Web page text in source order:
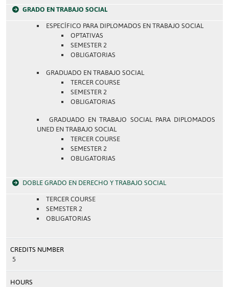
GRADO EN TRABAJO SOCIAL
ESPECÍFICO PARA DIPLOMADOS EN TRABAJO SOCIAL
OPTATIVAS
SEMESTER 2
OBLIGATORIAS
GRADUADO EN TRABAJO SOCIAL
TERCER COURSE
SEMESTER 2
OBLIGATORIAS
GRADUADO EN TRABAJO SOCIAL PARA DIPLOMADOS
UNED EN TRABAJO SOCIAL
TERCER COURSE
SEMESTER 2
OBLIGATORIAS
DOBLE GRADO EN DERECHO Y TRABAJO SOCIAL
TERCER COURSE
SEMESTER 2
OBLIGATORIAS
CREDITS NUMBER
5
HOURS